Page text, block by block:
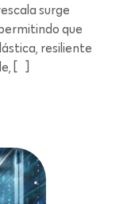
surge
que
resiliente
[…]